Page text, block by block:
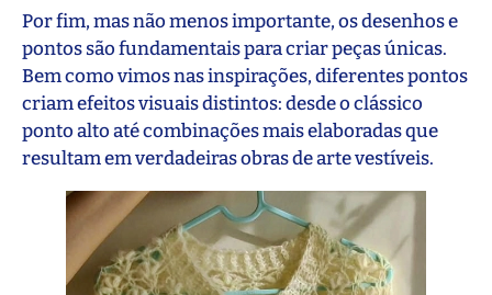
Por fim, mas não menos importante, os desenhos e
pontos são fundamentais para criar peças únicas.
Bem como vimos nas inspirações, diferentes pontos
criam efeitos visuais distintos: desde o clássico
ponto alto até combinações mais elaboradas que
resultam em verdadeiras obras de arte vestíveis.